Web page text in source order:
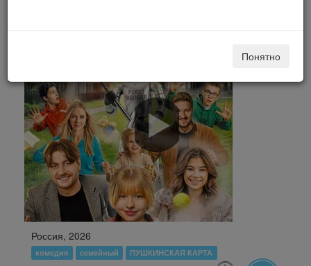
Россия, 2026
комедия семейный ПУШКИНСКАЯ КАРТА
Понятно